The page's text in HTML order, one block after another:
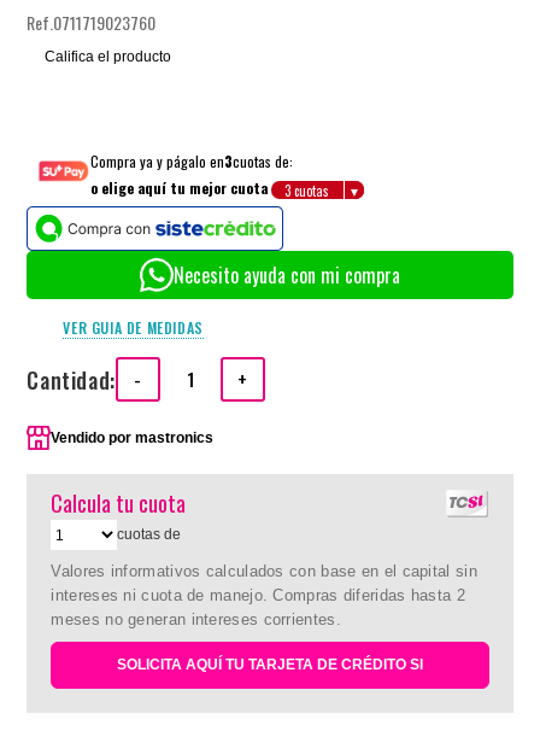
Ref. 0711719023760
Califica el producto
Compra ya y págalo en3cuotas de:
o elige aquí tu mejor cuota
Necesito ayuda con mi compra
VER GUIA DE MEDIDAS
Cantidad: - +
Vendido pormastronics
Calcula tu cuota
cuotas de
Valores informativos calculados con base en el capital sin
intereses ni cuota de manejo. Compras diferidas hasta 2
meses no generan intereses corrientes.
SOLICITA AQUÍ TU TARJETA DE CRÉDITO SI